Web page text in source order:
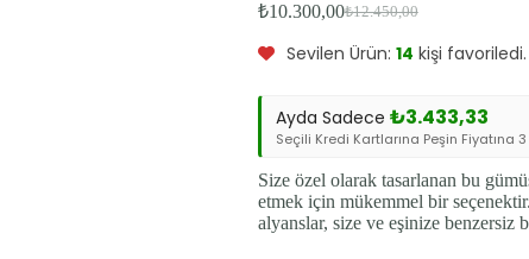
₺12.450,00
Orijinal
fiyat:
₺12.450,00.
₺10.300,00Şu
andaki
fiyat:
Bu ürün7kişinin sepetinde.
Sevilen Ürün: 14 kişi favoriledi.
Ayda Sadece ₺3.433,33
Seçili Kredi Kartlarına Peşin Fiyatına 3
Size özel olarak tasarlanan bu
etmek için mükemmel bir
alyanslar, size ve eşinize benzersiz